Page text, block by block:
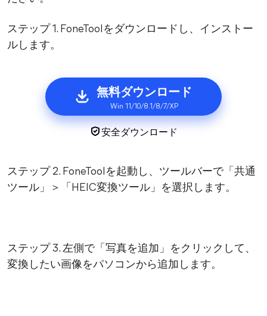
ステップ 1. FoneToolをダウンロードし、インストー
ルします。
無料ダウンロード
Win 11/10/8.1/8/7/XP
安全ダウンロード
ステップ 2. FoneToolを起動し、ツールバーで「共通
ツール」＞「HEIC変換ツール」を選択します。
ステップ 3. 左側で「写真を追加」をクリックして、
変換したい画像をパソコンから追加します。